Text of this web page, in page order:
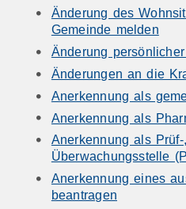
Änderung des
Gemeinde melden
Änderung
Änderungen an die
Anerkennung als
Anerkennung als
Anerkennung als
Überwachungsstelle
Anerkennung eines
beantragen